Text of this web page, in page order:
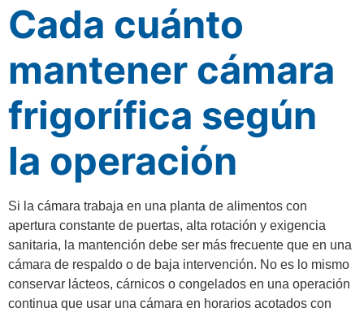
Cada cuánto
mantener cámara
frigorífica según
la operación
Si la cámara trabaja en una planta de alimentos con
apertura constante de puertas, alta rotación y exigencia
sanitaria, la mantención debe ser más frecuente que en una
cámara de respaldo o de baja intervención. No es lo mismo
conservar lácteos, cárnicos o congelados en una operación
continua que usar una cámara en horarios acotados con